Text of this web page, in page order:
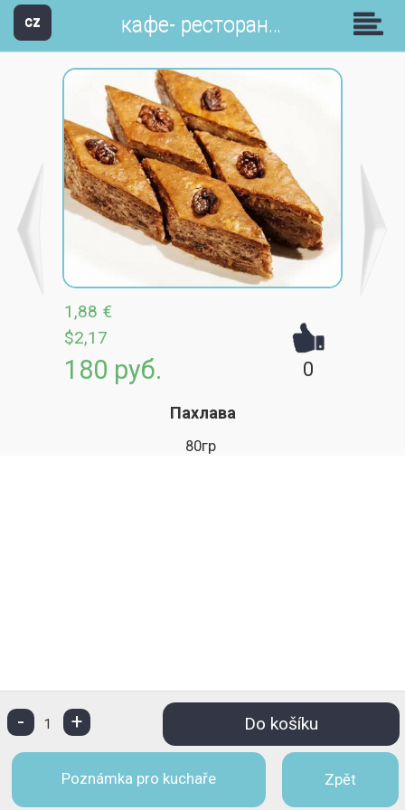
CZ кафе- ресторан Апшерон
1,88 €
180 руб.
$2,17
0
Пахлава
80гр
- 1 + Do košíku
Poznámka pro kuchaře Zpět